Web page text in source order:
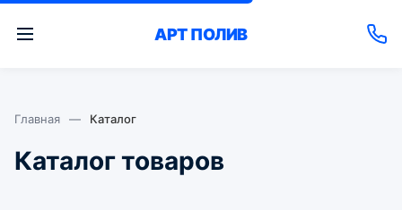
АРТ ПОЛИВ
Главная — Каталог
Каталог товаров